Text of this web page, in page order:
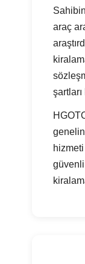
araç